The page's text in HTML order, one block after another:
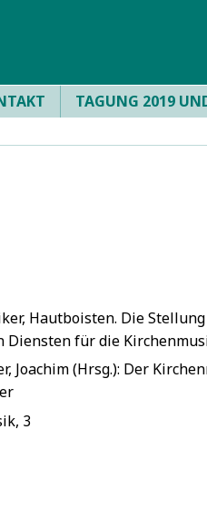
TAGUNG 2019
Hautboisten. Die
für die
Joachim (Hrsg.): Der
3